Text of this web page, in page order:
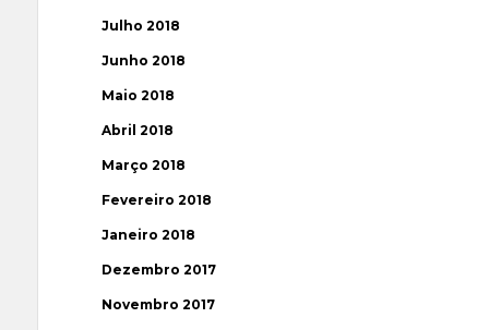
Julho 2018
Junho 2018
Maio 2018
Abril 2018
Março 2018
Fevereiro 2018
Janeiro 2018
Dezembro 2017
Novembro 2017